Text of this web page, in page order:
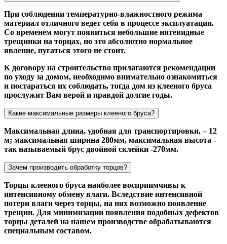
При соблюдении температурно-влажностного режима
материал отличного ведет себя в процессе эксплуатации.
Со временем могут появиться небольшие нитевидные
трещинки на торцах, но это абсолютно нормальное
явление, пугаться этого не стоит.
К договору на строительство прилагаются рекомендации
по уходу за домом, необходимо внимательно ознакомиться
и постараться их соблюдать, тогда дом из клееного бруса
прослужит Вам верой и правдой долгие годы.
Какие максимальные размеры клееного бруса?
Максимальная длина, удобная для транспортировки, – 12
м; максимальная ширина 280мм, максимальная высота -
так называемый брус двойной склейки -270мм.
Зачем производить обработку торцов?
Торцы клееного бруса наиболее восприимчивы к
интенсивному обмену влаги. Вследствие интенсивной
потери влаги через торцы, на них возможно появление
трещин. Для минимизации появления подобных дефектов
торцы деталей на нашем производстве обрабатываются
специальным составом.